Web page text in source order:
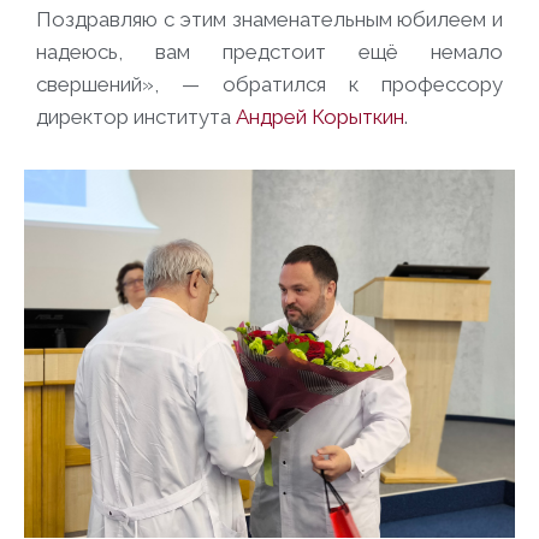
Поздравляю с этим знаменательным юбилеем и
надеюсь, вам предстоит ещё немало
свершений», — обратился к профессору
директор института Андрей Корыткин.